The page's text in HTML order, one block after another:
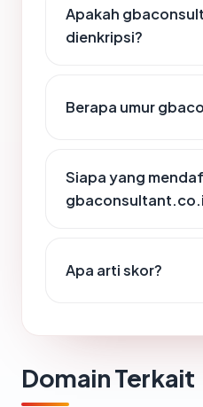
Apakah
dienkripsi?
Berapa umur
Siapa yang
Apa arti skor?
Domain Terkait